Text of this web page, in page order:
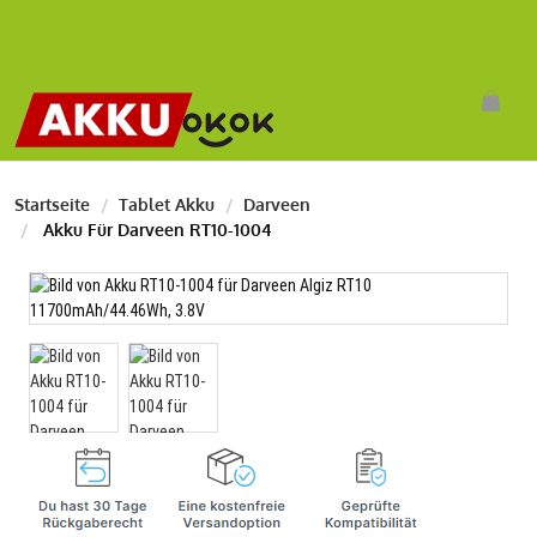
Startseite Tablet Akku
Darveen
Akku Für Darveen RT10-1004